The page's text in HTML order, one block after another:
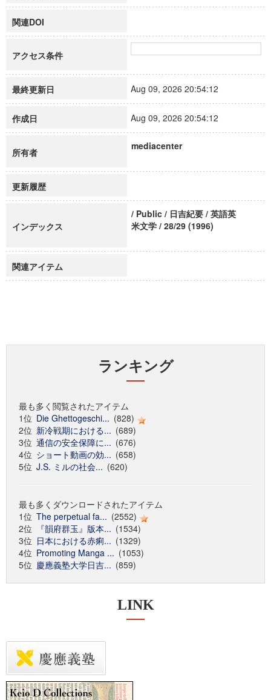
関連DOI
アクセス条件
最終更新日 Aug 09, 2026 20:54:12
作成日 Aug 09, 2026 20:54:12
所有者
mediacenter
更新履歴
インデックス
/ Public / 日吉紀要 / 英語英
米文学 / 28/29 (1996)
関連アイテム
ランキング
最も多く閲覧されたアイテム
1位 Die Ghettogeschi... (828)
2位 新冷戦期における... (689)
3位 通信の安全保障に... (676)
4位 ショート動画の効... (658)
5位 J.S. ミルの社会... (620)
最も多くダウンロードされたアイテム
1位 The perpetual fa... (2552)
2位
『韻府群玉』版本... (1534)
3位 日本における赤痢... (1329)
4位 Promoting Manga ... (1053)
5位 慶應義塾大学日吉... (859)
LINK